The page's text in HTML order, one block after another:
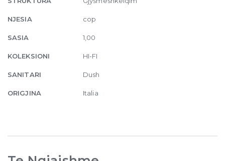
quantity
NJESIA cop
SASIA 1,00
KOLEKSIONI HI-FI
SANITARI Dush
ORIGJINA Italia